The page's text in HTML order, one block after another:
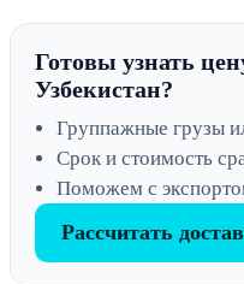
Готовы узнать
Узбекистан?
Группажные грузы
Срок и стоимость
Поможем с
Рассчитать